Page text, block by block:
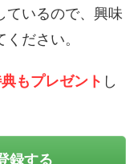
ているので、興味
ださい。
もプレゼント し
録する